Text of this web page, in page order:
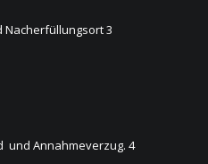
3
Annahmeverzug. 4